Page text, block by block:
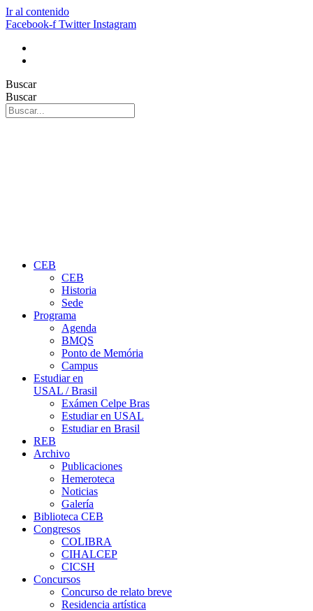
Ir al contenido
Facebook-f Twitter Instagram
Buscar
Buscar
CEB
CEB
Historia
Sede
Programa
Agenda
BMQS
Ponto de Memória
Campus
Estudiar en
USAL / Brasil
Exámen Celpe Bras
Estudiar en USAL
Estudiar en Brasil
REB
Archivo
Publicaciones
Hemeroteca
Noticias
Galería
Biblioteca CEB
Congresos
COLIBRA
CIHALCEP
CICSH
Concursos
Concurso de relato breve
Residencia artística